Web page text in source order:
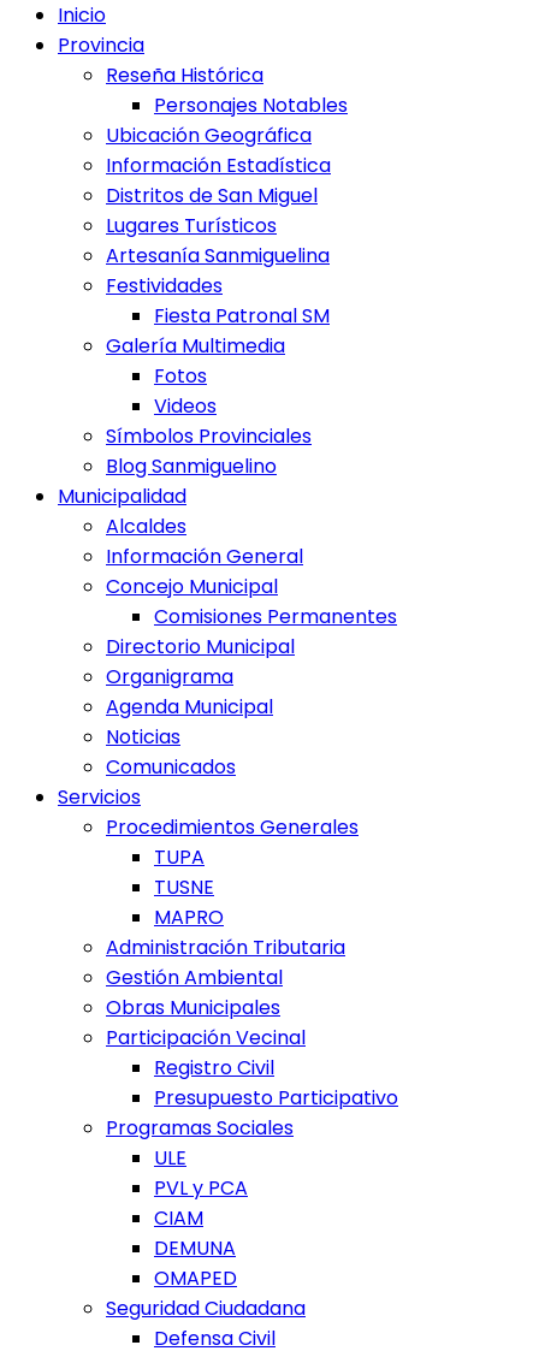
Inicio
Provincia
Reseña Histórica
Personajes Notables
Ubicación Geográfica
Información Estadística
Distritos de San Miguel
Lugares Turísticos
Artesanía Sanmiguelina
Festividades
Fiesta Patronal SM
Galería Multimedia
Fotos
Videos
Símbolos Provinciales
Blog Sanmiguelino
Municipalidad
Alcaldes
Información General
Concejo Municipal
Comisiones Permanentes
Directorio Municipal
Organigrama
Agenda Municipal
Noticias
Comunicados
Servicios
Procedimientos Generales
TUPA
TUSNE
MAPRO
Administración Tributaria
Gestión Ambiental
Obras Municipales
Participación Vecinal
Registro Civil
Presupuesto Participativo
Programas Sociales
ULE
PVL y PCA
CIAM
DEMUNA
OMAPED
Seguridad Ciudadana
Defensa Civil